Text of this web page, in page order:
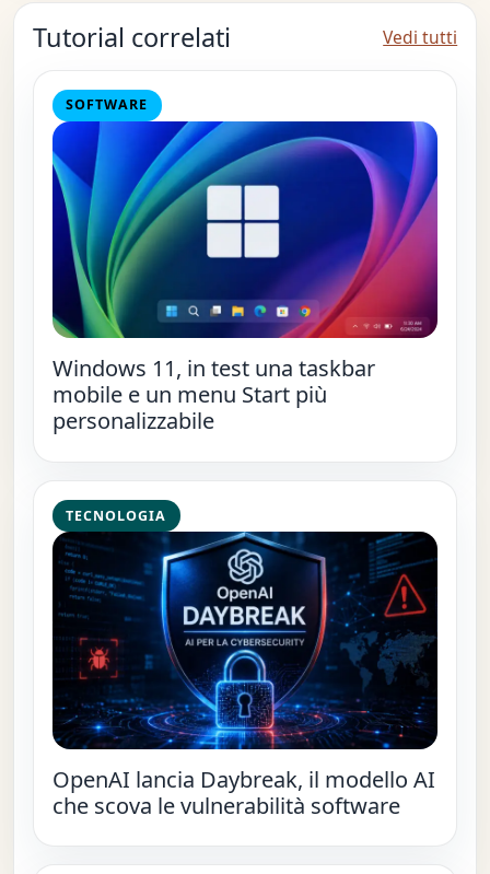
Tutorial correlati Vedi tutti
SOFTWARE
Windows 11, in test una taskbar
mobile e un menu Start più
personalizzabile
TECNOLOGIA
OpenAI lancia Daybreak, il modello AI
che scova le vulnerabilità software